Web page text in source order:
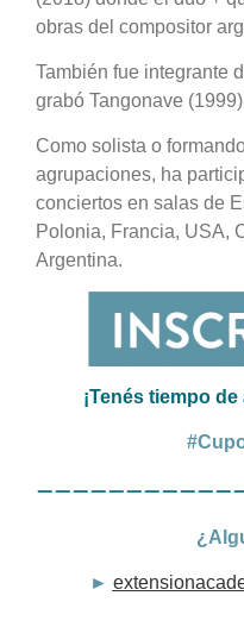
obras del compositor
También fue integrante
grabó Tangonave
Como solista o
agrupaciones, ha
conciertos en salas de
Polonia, Francia, USA,
Argentina.
¡Tenés tiempo
►